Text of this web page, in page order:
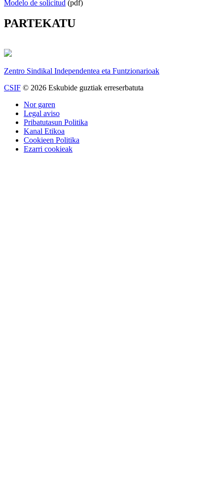
Modelo de solicitud (pdf)
PARTEKATU
Zentro Sindikal Independentea eta Funtzionarioak
CSIF © 2026 Eskubide guztiak erreserbatuta
Nor garen
Legal aviso
Pribatutasun Politika
Kanal Etikoa
Cookieen Politika
Ezarri cookieak